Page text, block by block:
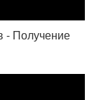
- Получение